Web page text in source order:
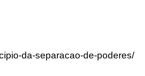
da-separacao-de-poderes/